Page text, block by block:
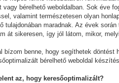
vagy bérelhető weboldalban. Sok éve
valamint természetesen olyan
tulajdonában maradnak. Az évek
át sikeresen, így jól látom, mikor,
bízom benne, hogy segíthetek döntést
bérelhető weboldal
az, hogy keresőoptimalizált?